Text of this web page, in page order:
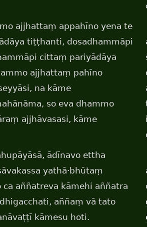
ajjhattaṃ appahīno yena te
tiṭṭhanti, dosadhammāpi
cittaṃ pariyādāya
ajjhattaṃ pahīno
na kāme
so eva dhammo
ajjhāvasasi, kāme
ādīnavo ettha
yathā·bhūtaṃ
aññatreva kāmehi aññatra
aññaṃ vā tato
kāmesu hoti.